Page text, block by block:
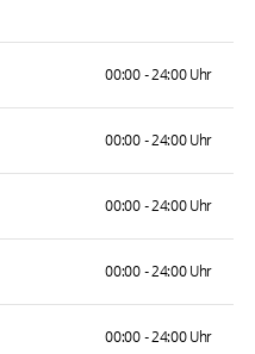
00:00 - 24:00 Uhr
00:00 - 24:00 Uhr
00:00 - 24:00 Uhr
00:00 - 24:00 Uhr
00:00 - 24:00 Uhr